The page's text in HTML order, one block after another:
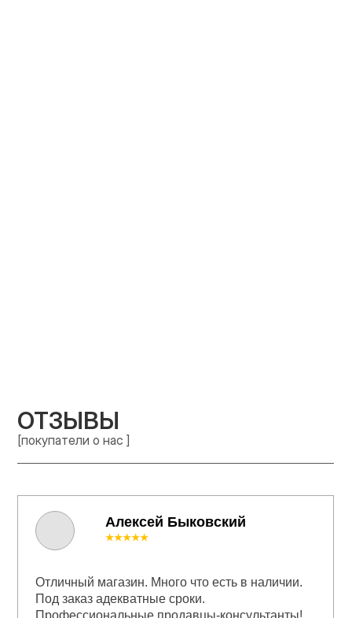
ОТЗЫВЫ
[покупатели о нас ]
Алексей Быковский
★★★★★
Отличный магазин. Много что есть в наличии.
Под заказ адекватные сроки.
Профессиональные продавцы-консультанты!